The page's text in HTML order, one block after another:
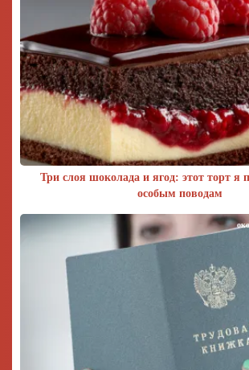
Три слоя шоколада и ягод: этот торт я
особым поводам